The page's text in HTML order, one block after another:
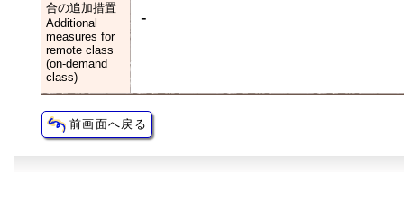
合の追加措置
Additional
measures for
remote class
(on-demand
class)
-